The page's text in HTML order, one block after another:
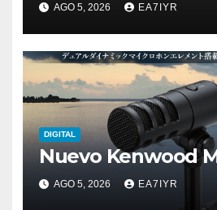
AGO 5, 2026 EA7IYR
DIGITAL
Nuevo Kenwood
AGO 5, 2026 EA7IYR